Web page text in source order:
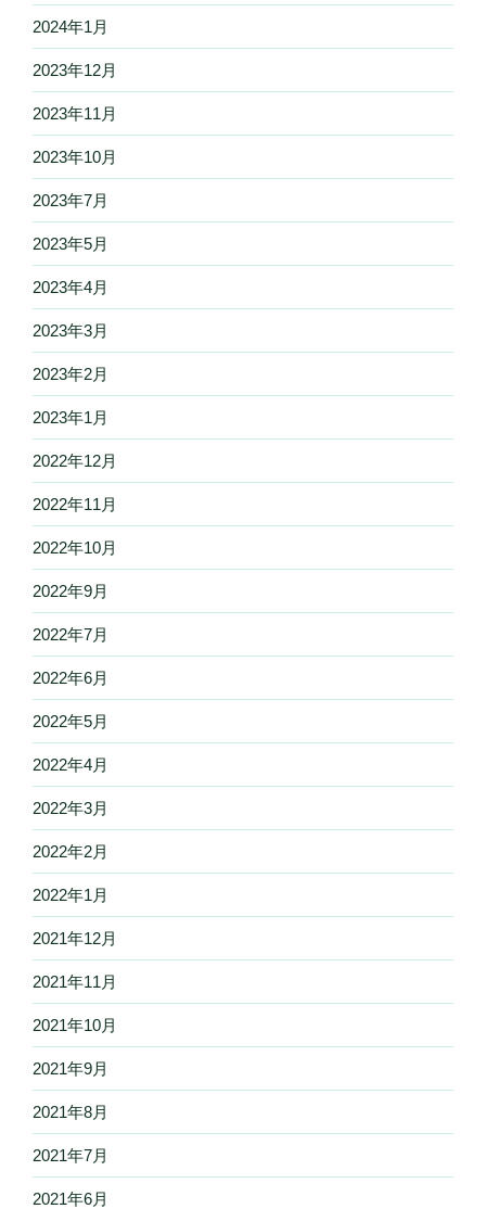
2024年1月
2023年12月
2023年11月
2023年10月
2023年7月
2023年5月
2023年4月
2023年3月
2023年2月
2023年1月
2022年12月
2022年11月
2022年10月
2022年9月
2022年7月
2022年6月
2022年5月
2022年4月
2022年3月
2022年2月
2022年1月
2021年12月
2021年11月
2021年10月
2021年9月
2021年8月
2021年7月
2021年6月